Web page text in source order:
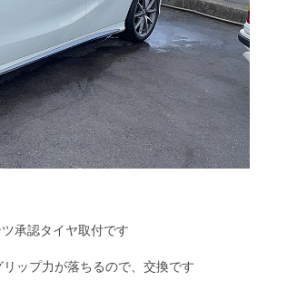
承認タイヤ取付です
ップ力が落ちるので、交換です